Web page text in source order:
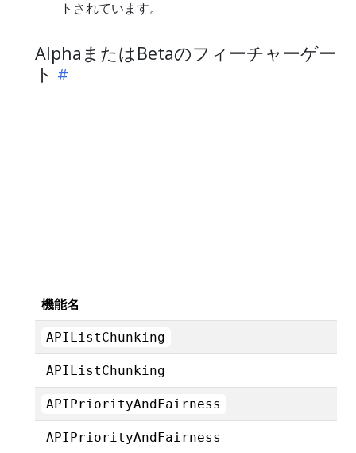
トされています。
AlphaまたはBetaのフィーチャーゲー
ト
機能名
APIListChunking
APIListChunking
APIPriorityAndFairness
APIPriorityAndFairness